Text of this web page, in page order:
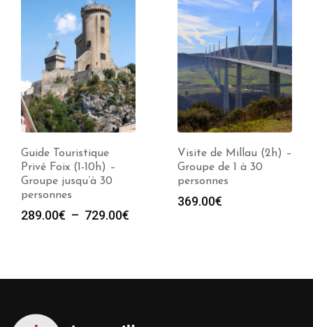
Guide Touristique
Privé Foix (1-10h) –
Groupe jusqu’à 30
personnes
289.00€ – 729.00€
à
Visite de Millau (2h) –
Groupe de 1 à 30
personnes
369.00€